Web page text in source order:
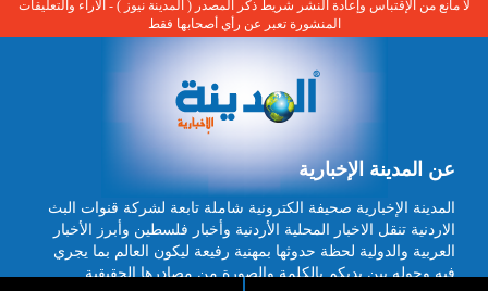
لا مانع من الإقتباس وإعادة النشر شريط ذكر المصدر ( المدينة نيوز ) - الآراء والتعليقات
المنشورة تعبر عن رأي أصحابها فقط
عن المدينة الإخبارية
المدينة الإخبارية صحيفة الكترونية شاملة تابعة لشركة قنوات البث
الاردنية تنقل الاخبار المحلية الأردنية وأخبار فلسطين وأبرز الأخبار
العربية والدولية لحظة حدوثها بمهنية رفيعة ليكون العالم بما يجري
فيه وحوله بين يديكم بالكلمة والصورة من مصادرها الحقيقية.